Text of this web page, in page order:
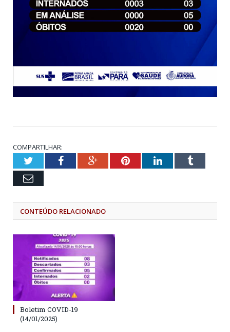
COMPARTILHAR:
TwitterFacebookGoogle+PinterestLinkedInTumblr
Email
CONTEÚDO RELACIONADO
Boletim COVID-19
(14/01/2025)